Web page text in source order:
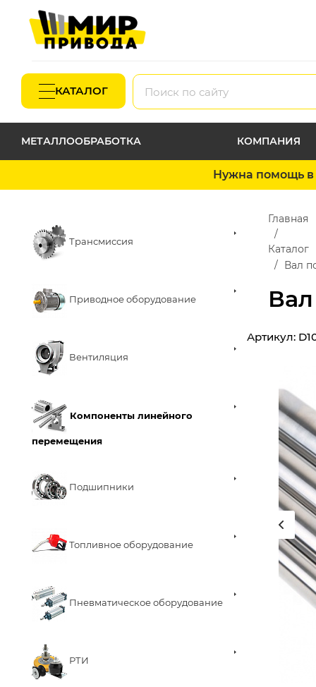
КАТАЛОГ
МЕТАЛЛООБРАБОТКА КОМПАНИЯ
Нужна помощь в
Трансмиссия
Приводное оборудование
Вентиляция
Компоненты линейного
перемещения
Подшипники
Топливное оборудование
Пневматическое оборудование
РТИ
Главная
Каталог
Вал
Артикул: